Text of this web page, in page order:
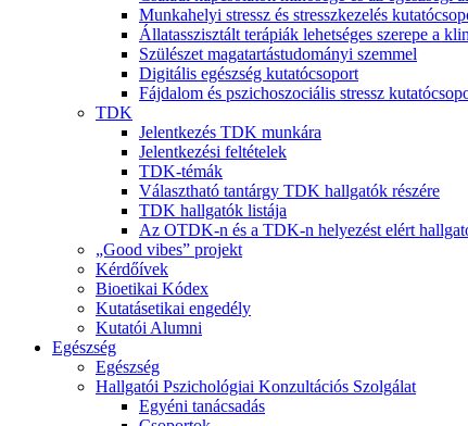
Munkahelyi stressz és stresszkezelés
Állatasszisztált terápiák lehetséges szerepe a
Szülészet magatartástudományi szemmel
Digitális egészség kutatócsoport
Fájdalom és pszichoszociális stressz
TDK
Jelentkezés TDK munkára
Jelentkezési feltételek
TDK-témák
Választható tantárgy TDK hallgatók részére
TDK hallgatók listája
Az OTDK-n és a TDK-n helyezést elért
„Good vibes” projekt
Kérdőívek
Bioetikai Kódex
Kutatásetikai engedély
Kutatói Alumni
Egészség
Egészség
Hallgatói Pszichológiai Konzultációs Szolgálat
Egyéni tanácsadás